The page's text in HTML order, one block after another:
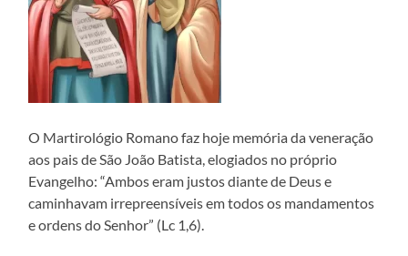
O Martirológio Romano faz hoje memória da veneração
aos pais de São João Batista, elogiados no próprio
Evangelho: “Ambos eram justos diante de Deus e
caminhavam irrepreensíveis em todos os mandamentos
e ordens do Senhor” (Lc 1,6).